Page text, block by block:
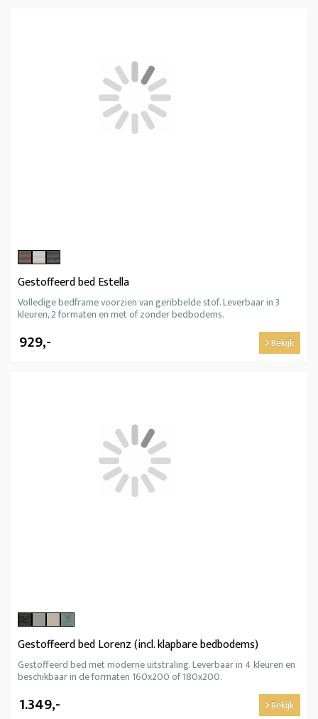
Gestoffeerd bed Estella
Volledige bedframe voorzien van geribbelde stof. Leverbaar in 3
kleuren, 2 formaten en met of zonder bedbodems.
929,- Bekijk
Gestoffeerd bed Lorenz (incl. klapbare bedbodems)
Gestoffeerd bed met moderne uitstraling. Leverbaar in 4 kleuren en
beschikbaar in de formaten 160x200 of 180x200.
1.349,- Bekijk